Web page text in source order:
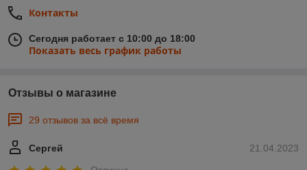
Контакты
Сегодня работает с 10:00 до 18:00
Показать весь график работы
Отзывы о магазине
29 отзывов за всё время
21.04.2023
Сергей